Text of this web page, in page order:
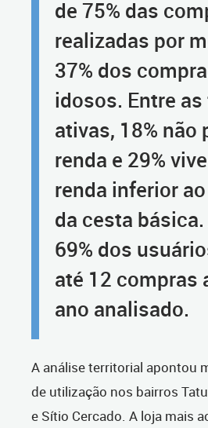
de 75% das
realizadas por
37% dos
idosos. Entre
ativas, 18% não
renda e 29%
renda inferior
da cesta
69% dos
até 12 compras
ano analisado.
A análise territorial apontou
de utilização nos bairros
e Sítio Cercado. A loja mais